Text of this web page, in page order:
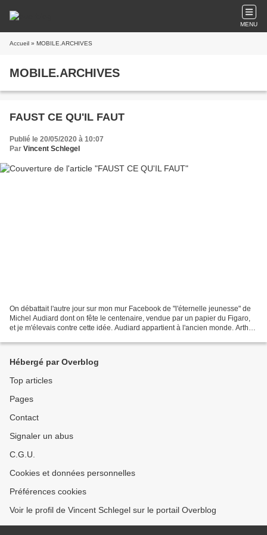
MENU
Accueil » MOBILE.ARCHIVES
MOBILE.ARCHIVES
FAUST CE QU'IL FAUT
Publié le 20/05/2020 à 10:07
Par Vincent Schlegel
On débattait l'autre jour sur mon mur Facebook de "l'éternelle jeunesse" de
Michel Audiard dont on fête le centenaire, vendue par un papier du Figaro,
et je m'élevais contre cette idée. Audiard appartient à l'ancien monde. Arthur
Hébergé par Overblog
Top articles
Pages
Contact
Signaler un abus
C.G.U.
Cookies et données personnelles
Préférences cookies
Voir le profil de Vincent Schlegel sur le portail Overblog